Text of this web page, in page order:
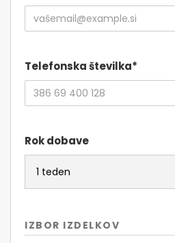
Telefonska številka*
Rok dobave
IZBOR IZDELKOV